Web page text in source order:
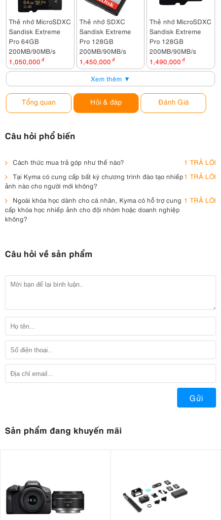
Thẻ nhớ MicroSDXC
Sandisk Extreme
Pro 64GB
200MB/90MB/s
1,050,000 đ
Thẻ nhớ SDXC
Sandisk Extreme
Pro 128GB
200MB/90MB/s
1,450,000 đ
Thẻ nhớ MicroSDXC
Sandisk Extreme
Pro 128GB
200MB/90MB/s
1,490,000 đ
Xem thêm ▼
Tổng quan Hỏi & đáp Đánh Giá
Câu hỏi phổ biến
Cách thức mua trả góp như thế nào?
1 TRẢ LỜI
Tại Kyma có cung cấp bất kỳ chương trình đào tạo nhiếp
ảnh nào cho người mới không?
1 TRẢ LỜI
Ngoài khóa học dành cho cá nhân, Kyma có hỗ trợ cung
cấp khóa học nhiếp ảnh cho đội nhóm hoặc doanh nghiệp
không?
1 TRẢ LỜI
Câu hỏi về sản phẩm
Gửi
Sản phẩm đang khuyến mãi